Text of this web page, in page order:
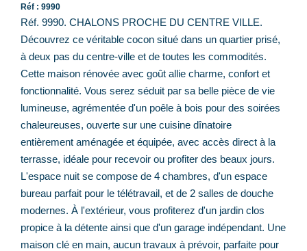
Réf : 9990
Réf. 9990. CHALONS PROCHE DU CENTRE VILLE.
Découvrez ce véritable cocon situé dans un quartier prisé,
à deux pas du centre-ville et de toutes les commodités.
Cette maison rénovée avec goût allie charme, confort et
fonctionnalité. Vous serez séduit par sa belle pièce de vie
lumineuse, agrémentée d'un poêle à bois pour des soirées
chaleureuses, ouverte sur une cuisine dînatoire
entièrement aménagée et équipée, avec accès direct à la
terrasse, idéale pour recevoir ou profiter des beaux jours.
L'espace nuit se compose de 4 chambres, d'un espace
bureau parfait pour le télétravail, et de 2 salles de douche
modernes. À l'extérieur, vous profiterez d'un jardin clos
propice à la détente ainsi que d'un garage indépendant. Une
maison clé en main, aucun travaux à prévoir, parfaite pour